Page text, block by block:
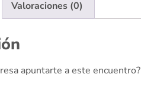
Valoraciones (0)
apuntarte a este encuentro?